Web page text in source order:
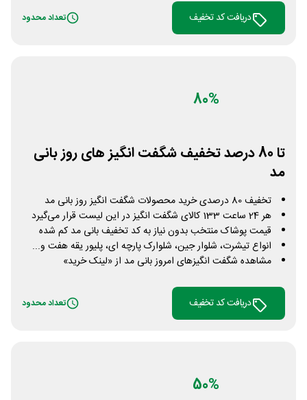
دریافت کد تخفیف
تعداد محدود
80%
تا 80 درصد تخفیف شگفت انگیز های روز بانی
مد
تخفیف 80 درصدی خرید محصولات شگفت انگیز روز بانی مد
هر 24 ساعت 133 کالای شگفت انگیز در این لیست قرار می‌گیرد
قیمت پوشاک منتخب بدون نیاز به کد تخفیف بانی مد کم شده
انواع تیشرت، شلوار جین، شلوارک پارچه ای، پلیور یقه هفت و...
مشاهده شگفت انگیزهای امروز بانی مد از «لینک خرید»
دریافت کد تخفیف تعداد محدود
50%